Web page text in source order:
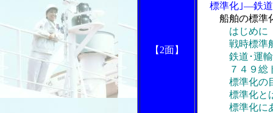
【2面】
標準化｣―鉄道
船舶の標準
はじめに
戦時標準
鉄道･運輸機
７４９総ト
標準化の
標準化と
標準化にあ